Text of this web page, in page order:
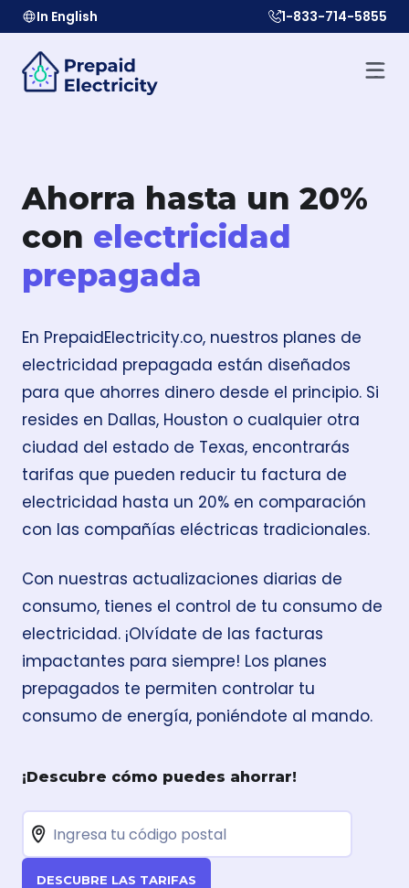
In English 1-833-714-5855
Ahorra hasta un 20%
con electricidad
prepagada
En PrepaidElectricity.co, nuestros planes de
electricidad prepagada están diseñados
para que ahorres dinero desde el principio. Si
resides en Dallas, Houston o cualquier otra
ciudad del estado de Texas, encontrarás
tarifas que pueden reducir tu factura de
electricidad hasta un 20% en comparación
con las compañías eléctricas tradicionales.
Con nuestras actualizaciones diarias de
consumo, tienes el control de tu consumo de
electricidad. ¡Olvídate de las facturas
impactantes para siempre! Los planes
prepagados te permiten controlar tu
consumo de energía, poniéndote al mando.
¡Descubre cómo puedes ahorrar!
DESCUBRE LAS TARIFAS